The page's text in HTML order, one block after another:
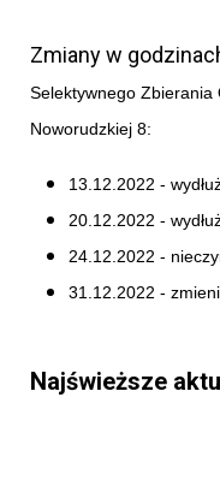
Zmiany w
Selektywnego Zbierania
Noworudzkiej 8:
13.12.2022 -
20.12.2022 -
24.12.2022 -
31.12.2022 -
Najświeższe